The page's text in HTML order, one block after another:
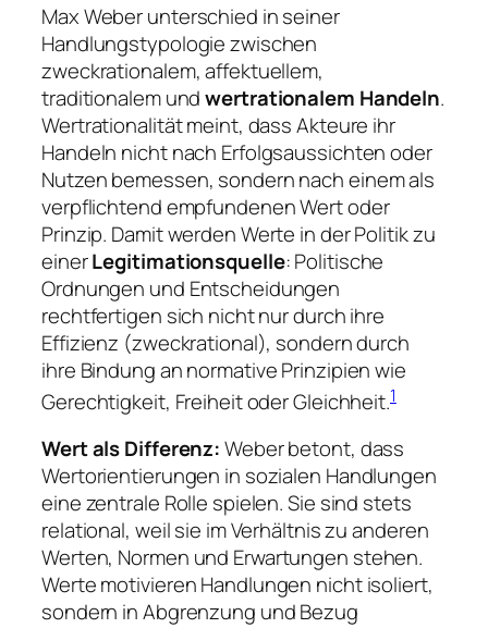
Max Weber unterschied in seiner
Handlungstypologie zwischen
zweckrationalem, affektuellem,
traditionalem undwertrationalem Handeln.
Wertrationalität meint, dass Akteure ihr
Handeln nicht nach Erfolgsaussichten oder
Nutzen bemessen, sondern nach einem als
verpflichtend empfundenen Wert oder
Prinzip. Damit werden Werte in der Politik zu
einerLegitimationsquelle: Politische
Ordnungen und Entscheidungen
rechtfertigen sich nicht nur durch ihre
Effizienz (zweckrational), sondern durch
ihre Bindung an normative Prinzipien wie
Gerechtigkeit, Freiheit oder Gleichheit.1
Wert als Differenz:Weber betont, dass
Wertorientierungen in sozialen Handlungen
eine zentrale Rolle spielen. Sie sind stets
relational, weil sie im Verhältnis zu anderen
Werten, Normen und Erwartungen stehen.
Werte motivieren Handlungen nicht isoliert,
sondern in Abgrenzung und Bezug